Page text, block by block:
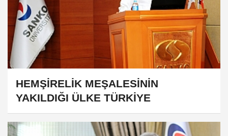
HEMŞİRELİK MEŞALESİNİN
YAKILDIĞI ÜLKE TÜRKİYE